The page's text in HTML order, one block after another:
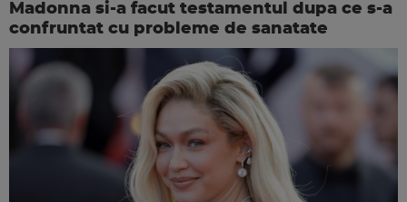
Madonna si-a facut testamentul dupa ce s-a
confruntat cu probleme de sanatate